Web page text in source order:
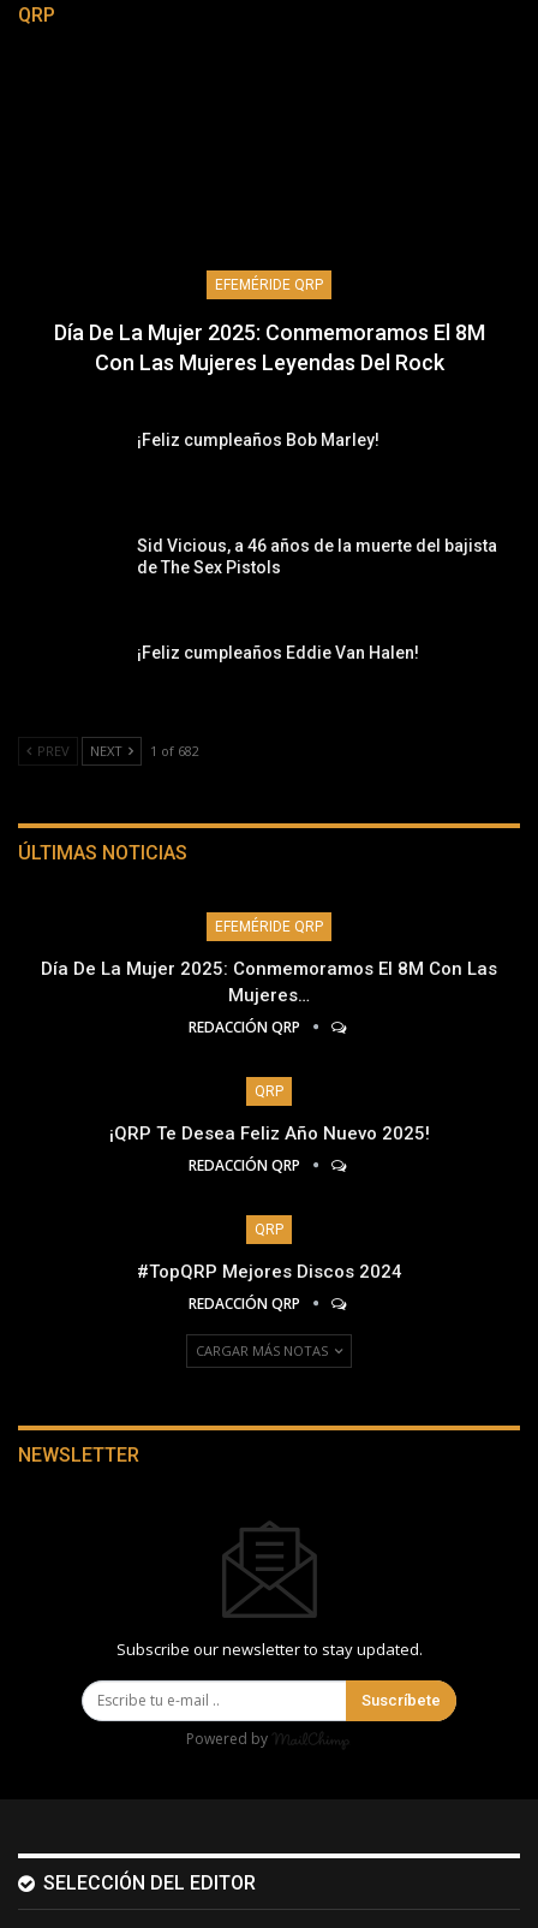
QRP
EFEMÉRIDE QRP
Día De La Mujer 2025: Conmemoramos El 8M
Con Las Mujeres Leyendas Del Rock
¡Feliz cumpleaños Bob Marley!
Sid Vicious, a 46 años de la muerte del bajista
de The Sex Pistols
¡Feliz cumpleaños Eddie Van Halen!
PREV NEXT 1 of 682
ÚLTIMAS NOTICIAS
EFEMÉRIDE QRP
Día De La Mujer 2025: Conmemoramos El 8M Con Las
Mujeres…
REDACCIÓN QRP
QRP
¡QRP Te Desea Feliz Año Nuevo 2025!
REDACCIÓN QRP
QRP
#TopQRP Mejores Discos 2024
REDACCIÓN QRP
CARGAR MÁS NOTAS
NEWSLETTER
Subscribe our newsletter to stay updated.
Suscríbete
Powered by
SELECCIÓN DEL EDITOR